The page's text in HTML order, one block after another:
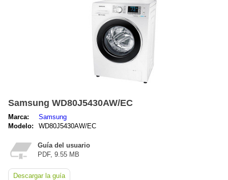
Samsung WD80J5430AW/EC
Marca:
Samsung
Modelo:
WD80J5430AW/EC
Guía del usuario
PDF, 9.55 MB
Descargar la guía